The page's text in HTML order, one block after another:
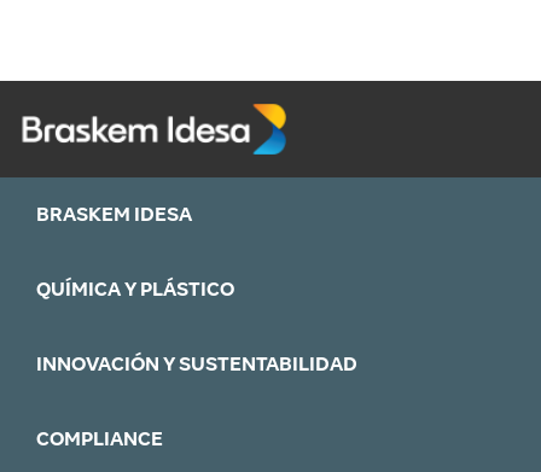
BRASKEM IDESA
QUÍMICA Y PLÁSTICO
INNOVACIÓN Y SUSTENTABILIDAD
COMPLIANCE